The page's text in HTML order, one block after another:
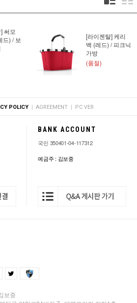
써모
드) / 보
[라이젠탈] 케리
백 (레드) / 피크닉
가방
(품절)
POLICY | AGREEMENT | PC VER
BANK ACCOUNT
국민 350401-04-117312
예금주 : 김보중
보중